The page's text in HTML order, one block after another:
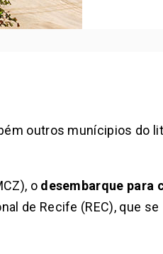
outros munícipios do
o desembarque para
de Recife (REC), que se